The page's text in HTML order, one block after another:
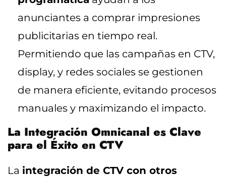
anunciantes a comprar impresiones
publicitarias en tiempo real.
Permitiendo que las campañas en CTV,
display, y redes sociales se gestionen
de manera eficiente, evitando procesos
manuales y maximizando el impacto.
La Integración Omnicanal es Clave
para el Éxito en CTV
La integración de CTV con otros